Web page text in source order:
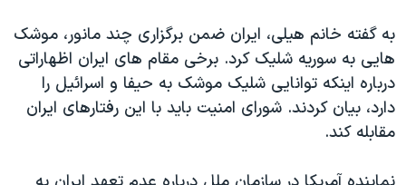
به گفته خانم هیلی، ایران ضمن برگزاری چند مانور، موشک
هایی به سوریه شلیک کرد. برخی مقام های ایران اظهاراتی
درباره اینکه توانایی شلیک موشک به حیفا و اسرائیل را
دارد، بیان کردند. شورای امنیت باید با این رفتارهای ایران
مقابله کند.